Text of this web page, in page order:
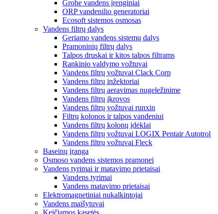
Grohe vandens įrenginiai
ORP vandenilio generatoriai
Ecosoft sistemos osmosas
Vandens filtrų dalys
Geriamo vandens sistemų dalys
Pramoninių filtrų dalys
Talpos druskai ir kitos talpos filtrams
Rankinio valdymo vožtuvai
Vandens filtrų vožtuvai Clack Corp
Vandens filtrų inžektoriai
Vandens filtrų aeravimas nugeležinime
Vandens filtrų įkrovos
Vandens filtrų vožtuvai runxin
Filtrų kolonos ir talpos vandeniui
Vandens filtrų kolonų įdėklai
Vandens filtrų vožtuvai LOGIX Pentair Autotrol
Vandens filtrų vožtuvai Fleck
Baseinų įranga
Osmoso vandens sistemos pramonei
Vandens tyrimai ir matavimo prietaisai
Vandens tyrimai
Vandens matavimo prietaisai
Elektromagnetiniai nukalkintojai
Vandens maišytuvai
Keičiamos kasetės